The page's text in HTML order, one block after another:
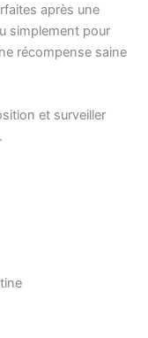
après une
simplement pour
récompense saine
et surveiller